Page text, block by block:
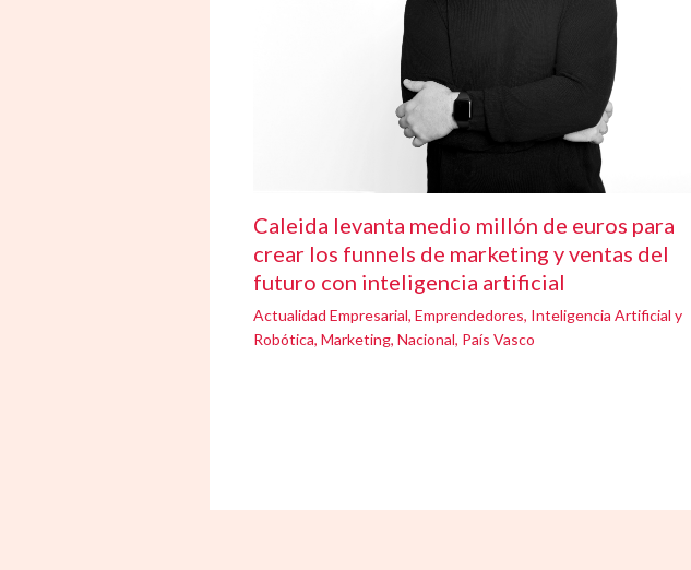
Caleida levanta medio millón de euros para
crear los funnels de marketing y ventas del
futuro con inteligencia artificial
Actualidad Empresarial, Emprendedores, Inteligencia Artificial y
Robótica, Marketing, Nacional, País Vasco